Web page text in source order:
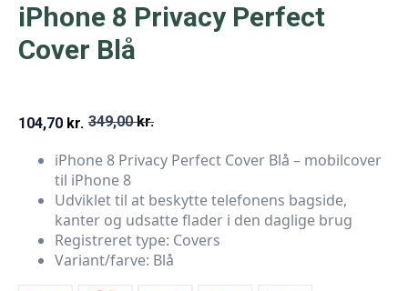
iPhone 8 Privacy Perfect
Cover Blå
349,00kr.
Den
oprindelige
pris
var:
349,00 kr..
104,70 kr.
Den
aktuelle
pris
er:
104,70 kr..
iPhone 8 Privacy Perfect Cover Blå – mobilcover
til iPhone 8
Udviklet til at beskytte telefonens bagside,
kanter og udsatte flader i den daglige brug
Registreret type: Covers
Variant/farve: Blå